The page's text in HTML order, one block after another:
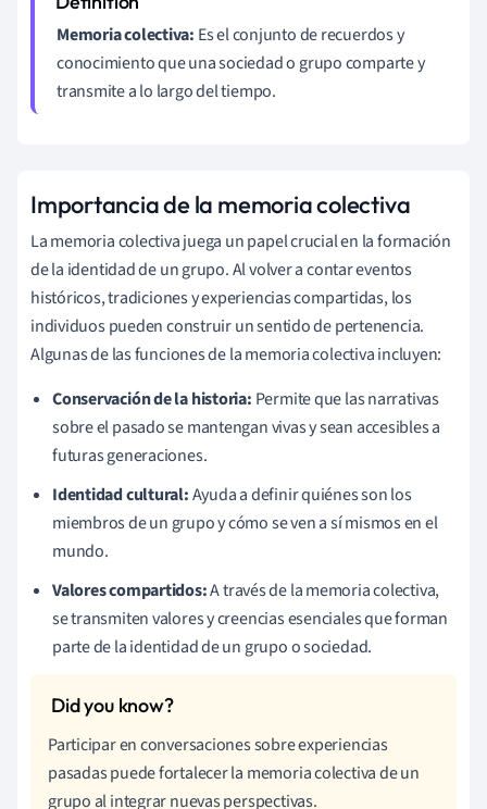
Memoria colectiva: Es el conjunto de recuerdos y
conocimiento que una sociedad o grupo comparte y
transmite a lo largo del tiempo.
Importancia de la memoria colectiva
La memoria colectiva juega un papel crucial en la formación
de la identidad de un grupo. Al volver a contar eventos
históricos, tradiciones y experiencias compartidas, los
individuos pueden construir un sentido de pertenencia.
Algunas de las funciones de la memoria colectiva incluyen:
Conservación de la historia: Permite que las narrativas
sobre el pasado se mantengan vivas y sean accesibles a
futuras generaciones.
Identidad cultural:Ayuda a definir quiénes son los
miembros de un grupo y cómo se ven a sí mismos en el
mundo.
Valores compartidos:A través de la memoria colectiva,
se transmiten valores y creencias esenciales que forman
parte de la identidad de un grupo o sociedad.
Participar en conversaciones sobre experiencias
pasadas puede fortalecer la memoria colectiva de un
grupo al integrar nuevas perspectivas.